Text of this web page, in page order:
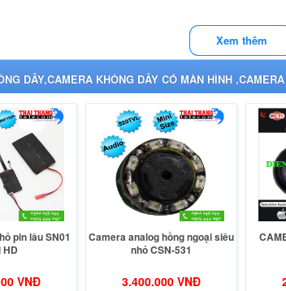
Xem thêm
DÂY,CAMERA KHÔNG DÂY CÓ MÀN HÌNH
pin lâu SN01
HD
VNĐ
Camera analog hồng ngoại siêu
nhỏ CSN-531
3.400.000 VNĐ